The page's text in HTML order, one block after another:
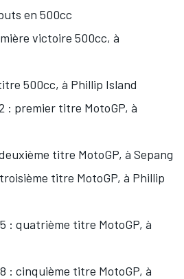
en 500cc
victoire 500cc, à
500cc, à Phillip Island
: premier titre MotoGP, à
titre MotoGP, à Sepang
titre MotoGP, à Phillip
: quatrième titre MotoGP, à
: cinquième titre MotoGP, à